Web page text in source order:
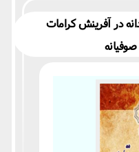
در‌ آفرینش‌ کرامات‌